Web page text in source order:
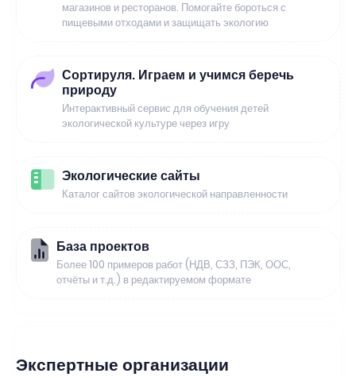
магазинов и ресторанов. Помогайте бороться с
пищевыми отходами и защищать экологию
Сортируля. Играем и учимся беречь
природу
Интерактивный сервис для обучения детей
экологической культуре через игру
Экологические сайты
Каталог сайтов экологической направленности
База проектов
Более 100 примеров работ (НДВ, СЗЗ, ПЭК, ООС,
отчёты и т.д.) в редактируемом формате
Экспертные организации